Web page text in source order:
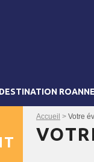
DESTINATION ROANNE
Accueil > Votre